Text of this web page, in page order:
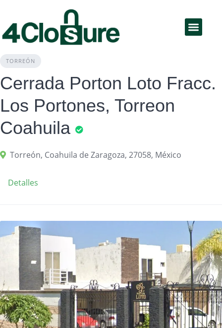
TORREÓN
Cerrada Porton Loto Fracc.
Los Portones, Torreon
Coahuila
Torreón, Coahuila de Zaragoza, 27058, México
Detalles